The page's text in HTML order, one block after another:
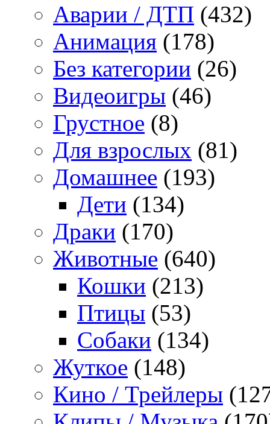
Аварии / ДТП (432)
Анимация (178)
Без категории (26)
Видеоигры (46)
Грустное (8)
Для взрослых (81)
Домашнее (193)
Дети (134)
Драки (170)
Животные (640)
Кошки (213)
Птицы (53)
Собаки (134)
Жуткое (148)
Кино / Трейлеры